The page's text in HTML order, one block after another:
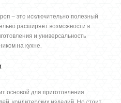
– это исключительно полезный
расширяет возможности в
и универсальность
на кухне.
основой для приготовления